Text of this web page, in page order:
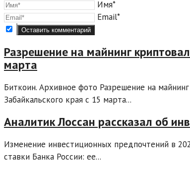
Имя*
Email*
Разрешение на майнинг
марта
Биткоин. Архивное фото Разрешение на
Забайкальского края с 15 марта...
Аналитик Лоссан рассказал об
Изменение инвестиционных предпочтений в
ставки Банка России: ее...